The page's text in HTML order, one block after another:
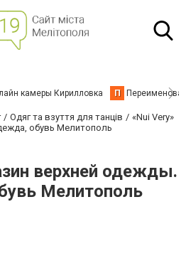
камеры Кирилловка П
Одяг та взуття для танців
«Nui Very»
обувь Мелитополь
верхней одежды.
Мелитополь